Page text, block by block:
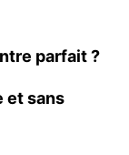
parfait ?
et sans